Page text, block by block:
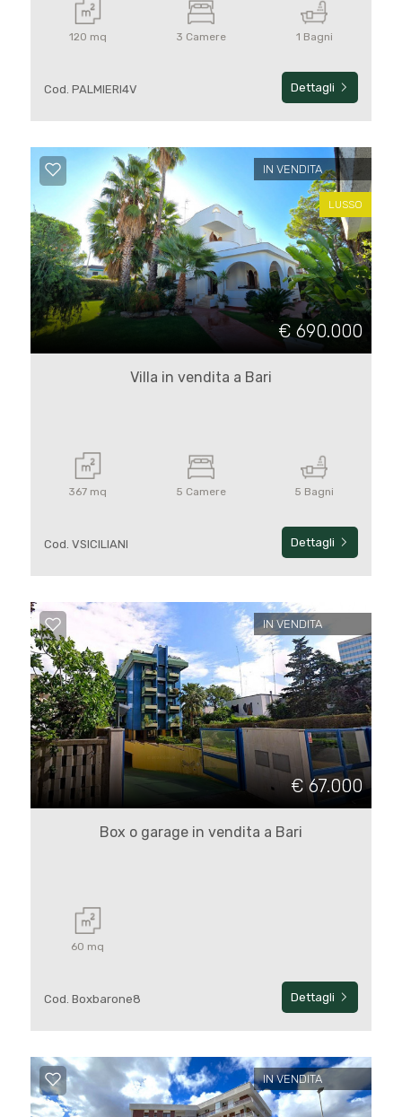
120 mq 3 Camere 1 Bagni
Cod. PALMIERI4V Dettagli
IN VENDITA
LUSSO
€ 690.000
Villa in vendita a Bari
367 mq 5 Camere 5 Bagni
Cod. VSICILIANI Dettagli
IN VENDITA
€ 67.000
Box o garage in vendita a Bari
60 mq
Cod. Boxbarone8 Dettagli
IN VENDITA